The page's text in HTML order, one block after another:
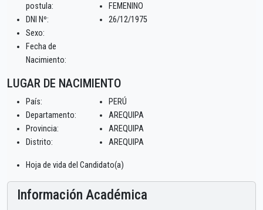
postula:
DNI Nº:
Sexo:
Fecha de
Nacimiento:
FEMENINO
26/12/1975
LUGAR DE NACIMIENTO
País:
Departamento:
Provincia:
Distrito:
PERÚ
AREQUIPA
AREQUIPA
AREQUIPA
Hoja de vida del Candidato(a)
Información Académica